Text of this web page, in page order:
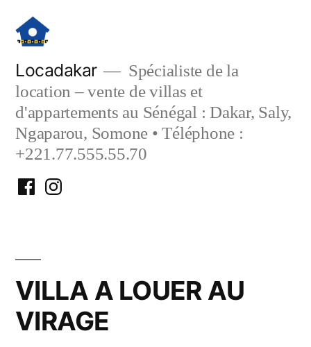
contenu
Locadakar
Spécialiste de la
location – vente de villas et
d'appartements au Sénégal : Dakar, Saly,
Ngaparou, Somone • Téléphone :
+221.77.555.55.70
FacebookInstagram
VILLA A LOUER AU
VIRAGE